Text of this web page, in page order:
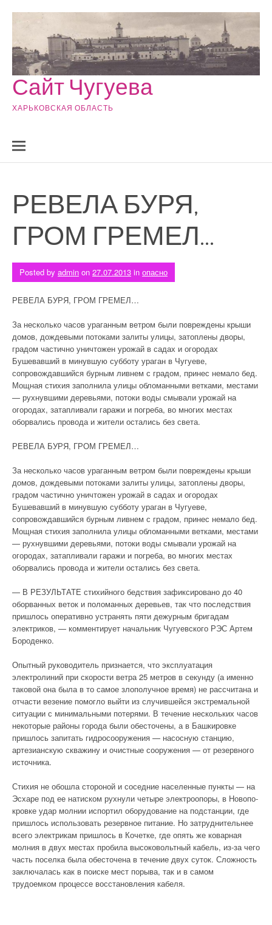
Сайт Чугуева
ХАРЬКОВСКАЯ ОБЛАСТЬ
РЕВЕЛА БУРЯ,
ГРОМ ГРЕМЕЛ…
Posted by admin on 27.07.2013 in опасно
РЕВЕЛА БУРЯ, ГРОМ ГРЕМЕЛ…
За несколько часов ураганным ветром были повреждены крыши
домов, дождевыми потоками залиты улицы, затоплены дворы,
градом частично уничтожен урожай в садах и огородах
Бушевавший в минувшую субботу ураган в Чугуеве,
сопровождавшийся бурным ливнем с градом, принес немало бед.
Мощная стихия заполнила улицы обломанными ветками, местами
— рухнувшими деревьями, потоки воды смывали урожай на
огородах, затапливали гаражи и погреба, во многих местах
оборвались провода и жители остались без света.
РЕВЕЛА БУРЯ, ГРОМ ГРЕМЕЛ…
За несколько часов ураганным ветром были повреждены крыши
домов, дождевыми потоками залиты улицы, затоплены дворы,
градом частично уничтожен урожай в садах и огородах
Бушевавший в минувшую субботу ураган в Чугуеве,
сопровождавшийся бурным ливнем с градом, принес немало бед.
Мощная стихия заполнила улицы обломанными ветками, местами
— рухнувшими деревьями, потоки воды смывали урожай на
огородах, затапливали гаражи и погреба, во многих местах
оборвались провода и жители остались без света.
— В РЕЗУЛЬТАТЕ стихийного бедствия зафиксировано до 40
оборванных веток и поломанных деревьев, так что последствия
пришлось оперативно устранять пяти дежурным бригадам
электриков, — комментирует начальник Чугуевского РЭС Артем
Бороденко.
Опытный руководитель признается, что эксплуатация
электролиний при скорости ветра 25 метров в секунду (а именно
таковой она была в то самое злополучное время) не рассчитана и
отчасти везение помогло выйти из случившейся экстремальной
ситуации с минимальными потерями. В течение нескольких часов
некоторые районы города были обесточены, а в Башкировке
пришлось запитать гидросооружения — насосную станцию,
артезианскую скважину и очистные сооружения — от резервного
источника.
Стихия не обошла стороной и соседние населенные пункты — на
Эсхаре под ее натиском рухнули четыре электроопоры, в Новопо-
кровке удар молнии испортил оборудование на подстанции, где
пришлось использовать резервное питание. Но затруднительнее
всего электрикам пришлось в Кочетке, где опять же коварная
молния в двух местах пробила высоковольтный кабель, из-за чего
часть поселка была обесточена в течение двух суток. Сложность
заключалась как в поиске мест порыва, так и в самом
трудоемком процессе восстановления кабеля.